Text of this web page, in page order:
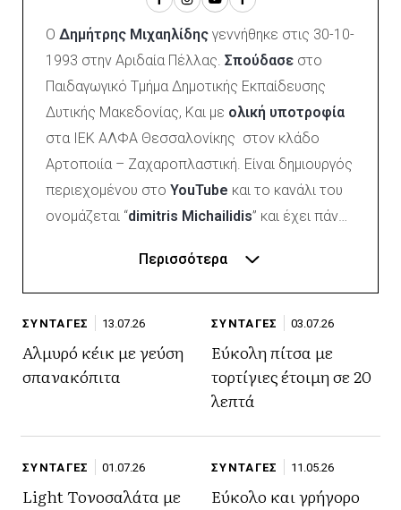
ΣΥΝΤΑΓΕΣ 13.07.26
Αλμυρό κέικ με γεύση
σπανακόπιτα
ΣΥΝΤΑΓΕΣ 03.07.26
Εύκολη πίτσα με
τορτίγιες έτοιμη σε 20
λεπτά
ΣΥΝΤΑΓΕΣ 01.07.26
Light Τονοσαλάτα με
ΣΥΝΤΑΓΕΣ 11.05.26
Εύκολο και γρήγορο
Ο Δημήτρης Μιχαηλίδης γεννήθηκε στις 30-10-
1993 στην Αριδαία Πέλλας. Σπούδασε στο
Παιδαγωγικό Τμήμα Δημοτικής Εκπαίδευσης
Δυτικής Μακεδονίας, Και με ολική υποτροφία
στα ΙΕΚ ΑΛΦΑ Θεσσαλονίκης στον κλάδο
Αρτοποιία – Ζαχαροπλαστική. Είναι δημιουργός
περιεχομένου στο YouTube και το κανάλι του
ονομάζεται “dimitris Michailidis” και έχει πάνω
παρακολουθήσει πολλά σεμινάρια
ζαχαροπλαστικής και στον ελεύθερο χρόνο
του διαβάζει βιβλία ξένων ζαχαροπλαστών.
Έχει δουλέψει σε πολλά μεγάλα
ζαχαροπλαστεία μεταξύ αυτών και η διάσημη
” στη Θεσσαλονίκη. Μαζί μας
με απλά υλικά .